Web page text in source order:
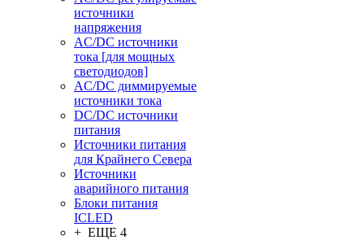
источники
напряжения
AC/DC источники
тока [для мощных
светодиодов]
AC/DC диммируемые
источники тока
DC/DC источники
питания
Источники питания
для Крайнего Севера
Источники
аварийного питания
Блоки питания
ICLED
+ ЕЩЕ 4